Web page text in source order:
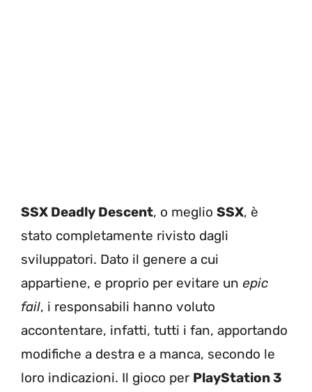
SSX Deadly Descent, o meglio SSX, è
stato completamente rivisto dagli
sviluppatori. Dato il genere a cui
appartiene, e proprio per evitare un epic
fail, i responsabili hanno voluto
accontentare, infatti, tutti i fan, apportando
modifiche a destra e a manca, secondo le
loro indicazioni. Il gioco per PlayStation 3